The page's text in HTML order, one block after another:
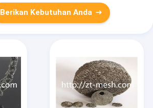
Berikan Kebutuhan Anda